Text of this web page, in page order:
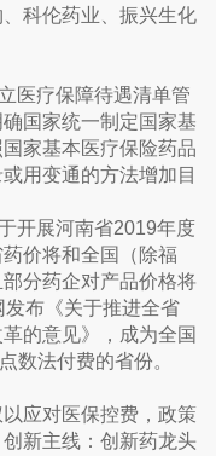
科伦药业、振兴生化
医疗保障待遇清单管
国家统一制定国家基
家基本医疗保险药品
用变通的方法增加目
开展河南省2019年度
价将和全国（除福
分药企对产品价格将
布《关于推进全省
的意见》，成为全国
数法付费的省份。
应对医保控费，政策
新主线：创新药龙头